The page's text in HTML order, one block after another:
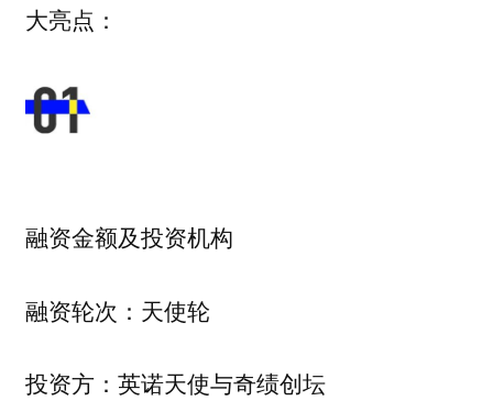
大亮点：
融资金额及投资机构
融资轮次： 天使轮
投资方： 英诺天使与奇绩创坛